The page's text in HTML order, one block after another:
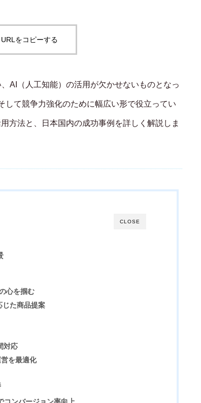
をコピーする
AI（人工知能）の活用が欠かせないものとなっ
て競争力強化のために幅広い形で役立ってい
方法と、日本国内の成功事例を詳しく解説しま
CLOSE
心を掴む
じた商品提案
対応
を最適化
のアプローチ